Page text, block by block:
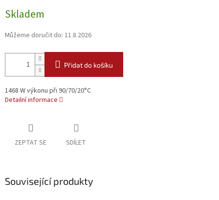
cena:
Skladem
Můžeme doručit do: 11.8.2026
Přidat do košíku
1468 W výkonu při 90/70/20°C
Detailní informace
ZEPTAT SE SDÍLET
Související produkty